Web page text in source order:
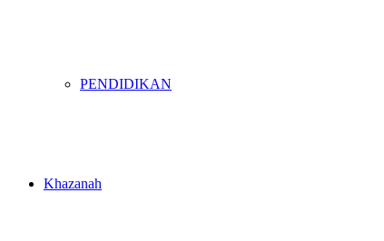
PENDIDIKAN
Khazanah